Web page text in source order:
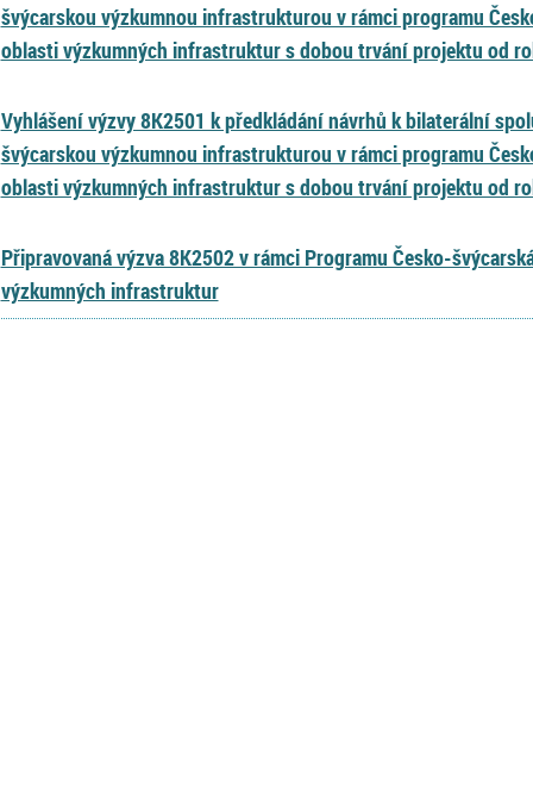
švýcarskou výzkumnou infrastrukturou v rámci programu
oblasti výzkumných infrastruktur s dobou trvání projektu od
Vyhlášení výzvy 8K2501 k předkládání návrhů k bilaterální
švýcarskou výzkumnou infrastrukturou v rámci programu
oblasti výzkumných infrastruktur s dobou trvání projektu od
Připravovaná výzva 8K2502 v rámci Programu Česko-
výzkumných infrastruktur